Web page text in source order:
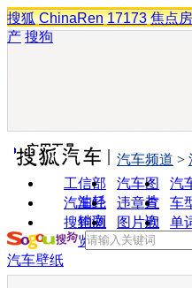
搜狐 ChinaRen 17173 焦点
产 搜狗
实用工具
工信部
油耗
汽车图
片
汽
汽车经
销商
违章查
询
车
搜狗浏
览器
图片欣
赏
单
汽车频道 >
汽车壁纸